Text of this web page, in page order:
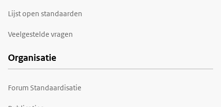
Lijst open standaarden
Veelgestelde vragen
Organisatie
Forum Standaardisatie